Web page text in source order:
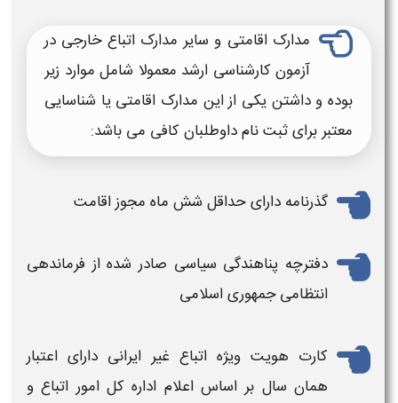
مدارک اقامتی و سایر مدارکاتباع خارجی در
آزمون کارشناسی ارشد معمولا شامل موارد زیر
بوده و داشتن یکی از این مدارک اقامتی یا شناسایی
معتبر برای ثبت نام داوطلبان کافی می باشد:
گذرنامه دارای حداقل شش ماه مجوز اقامت
دفترچه پناهندگی سیاسی صادر شده از فرماندهی
انتظامی جمهوری اسلامی
کارت هویت ویژه اتباع غیر ایرانی دارای اعتبار
همان سال بر اساس اعلام اداره کل امور اتباع و